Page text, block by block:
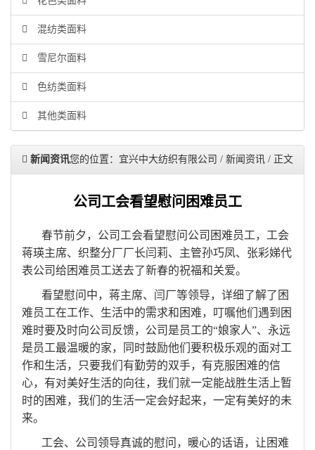
混纺类面料
雪尼尔面料
色纺类面料
其他类面料
新闻资讯您的位置：宜兴中大纺织有限公司 / 新闻资讯 / 正文
公司工会看望慰问困难员工
春节前夕，公司工会看望慰问公司困难员工，工会
蒋瑛主席、织整分厂厂长闫莉、主管孙巧凤、张彩娣代
表公司给困难员工送去了新春的祝福和关爱。
看望慰问中，蒋主席、闫厂等领导，详细了解了困
难员工在工作、生活中的需求和困难，叮嘱他们遇到困
难时要及时向公司反馈，公司是员工的“娘家人”、永远
是员工最温暖的家，同时鼓励他们要积极乐观的面对工
作和生活，只要我们有勤劳的双手，有克服困难的信
心，有对美好生活的向往，我们就一定能战胜生活上暂
时的困难，我们的生活一定会好起来，一定有美好的未
来。
工会、公司领导真诚的慰问，暖心的话语，让困难